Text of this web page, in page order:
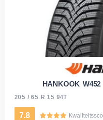
HANKOOK
205 / 65 R 15 94T
7.8